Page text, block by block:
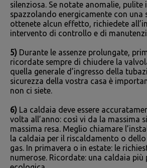
silenziosa. Se notate anomalie, pulite
spazzolando energicamente con una
ottenete alcun effetto, richiedete
intervento di controllo e di
5) Durante le assenze prolungate,
ricordate sempre di chiudere la
quella generale d’ingresso della
sicurezza della vostra casa è
non ci siete.
6) La caldaia deve essere
volta all’anno: così vi da la massima
massima resa. Meglio chiamare
la caldaia per il riscaldamento o
gas. In primavera o in estate: le
numerose. Ricordate: una caldaia più